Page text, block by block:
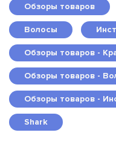
Обзоры товаров
Волосы
Обзоры товаров -
Обзоры товаров -
Обзоры товаров -
Shark